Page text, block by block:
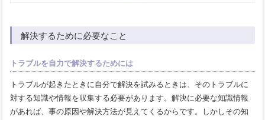
解決するために必要なこと
トラブルを自力で解決するためには
トラブルが起きたときに自分で解決を試みるときは、そのトラブルに
対する知識や情報を収集する必要があります。解決に必要な知識情報
があれば、事の原因や解決方法が見えてくるからです。しかしその知